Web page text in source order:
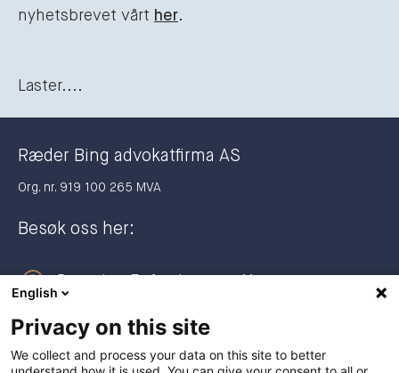
nyhetsbrevet vårt her.
Laster....
Ræder Bing advokatfirma AS
Org. nr. 919 100 265 MVA
Besøk oss her:
Postadresse:
English
Privacy on this site
We collect and process your data on this site to better